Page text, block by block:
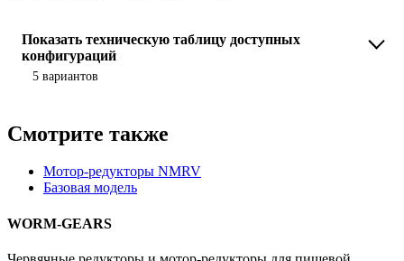
Показать техническую таблицу доступных
конфигураций
5 вариантов
Смотрите также
Мотор-редукторы NMRV
Базовая модель
WORM-GEARS